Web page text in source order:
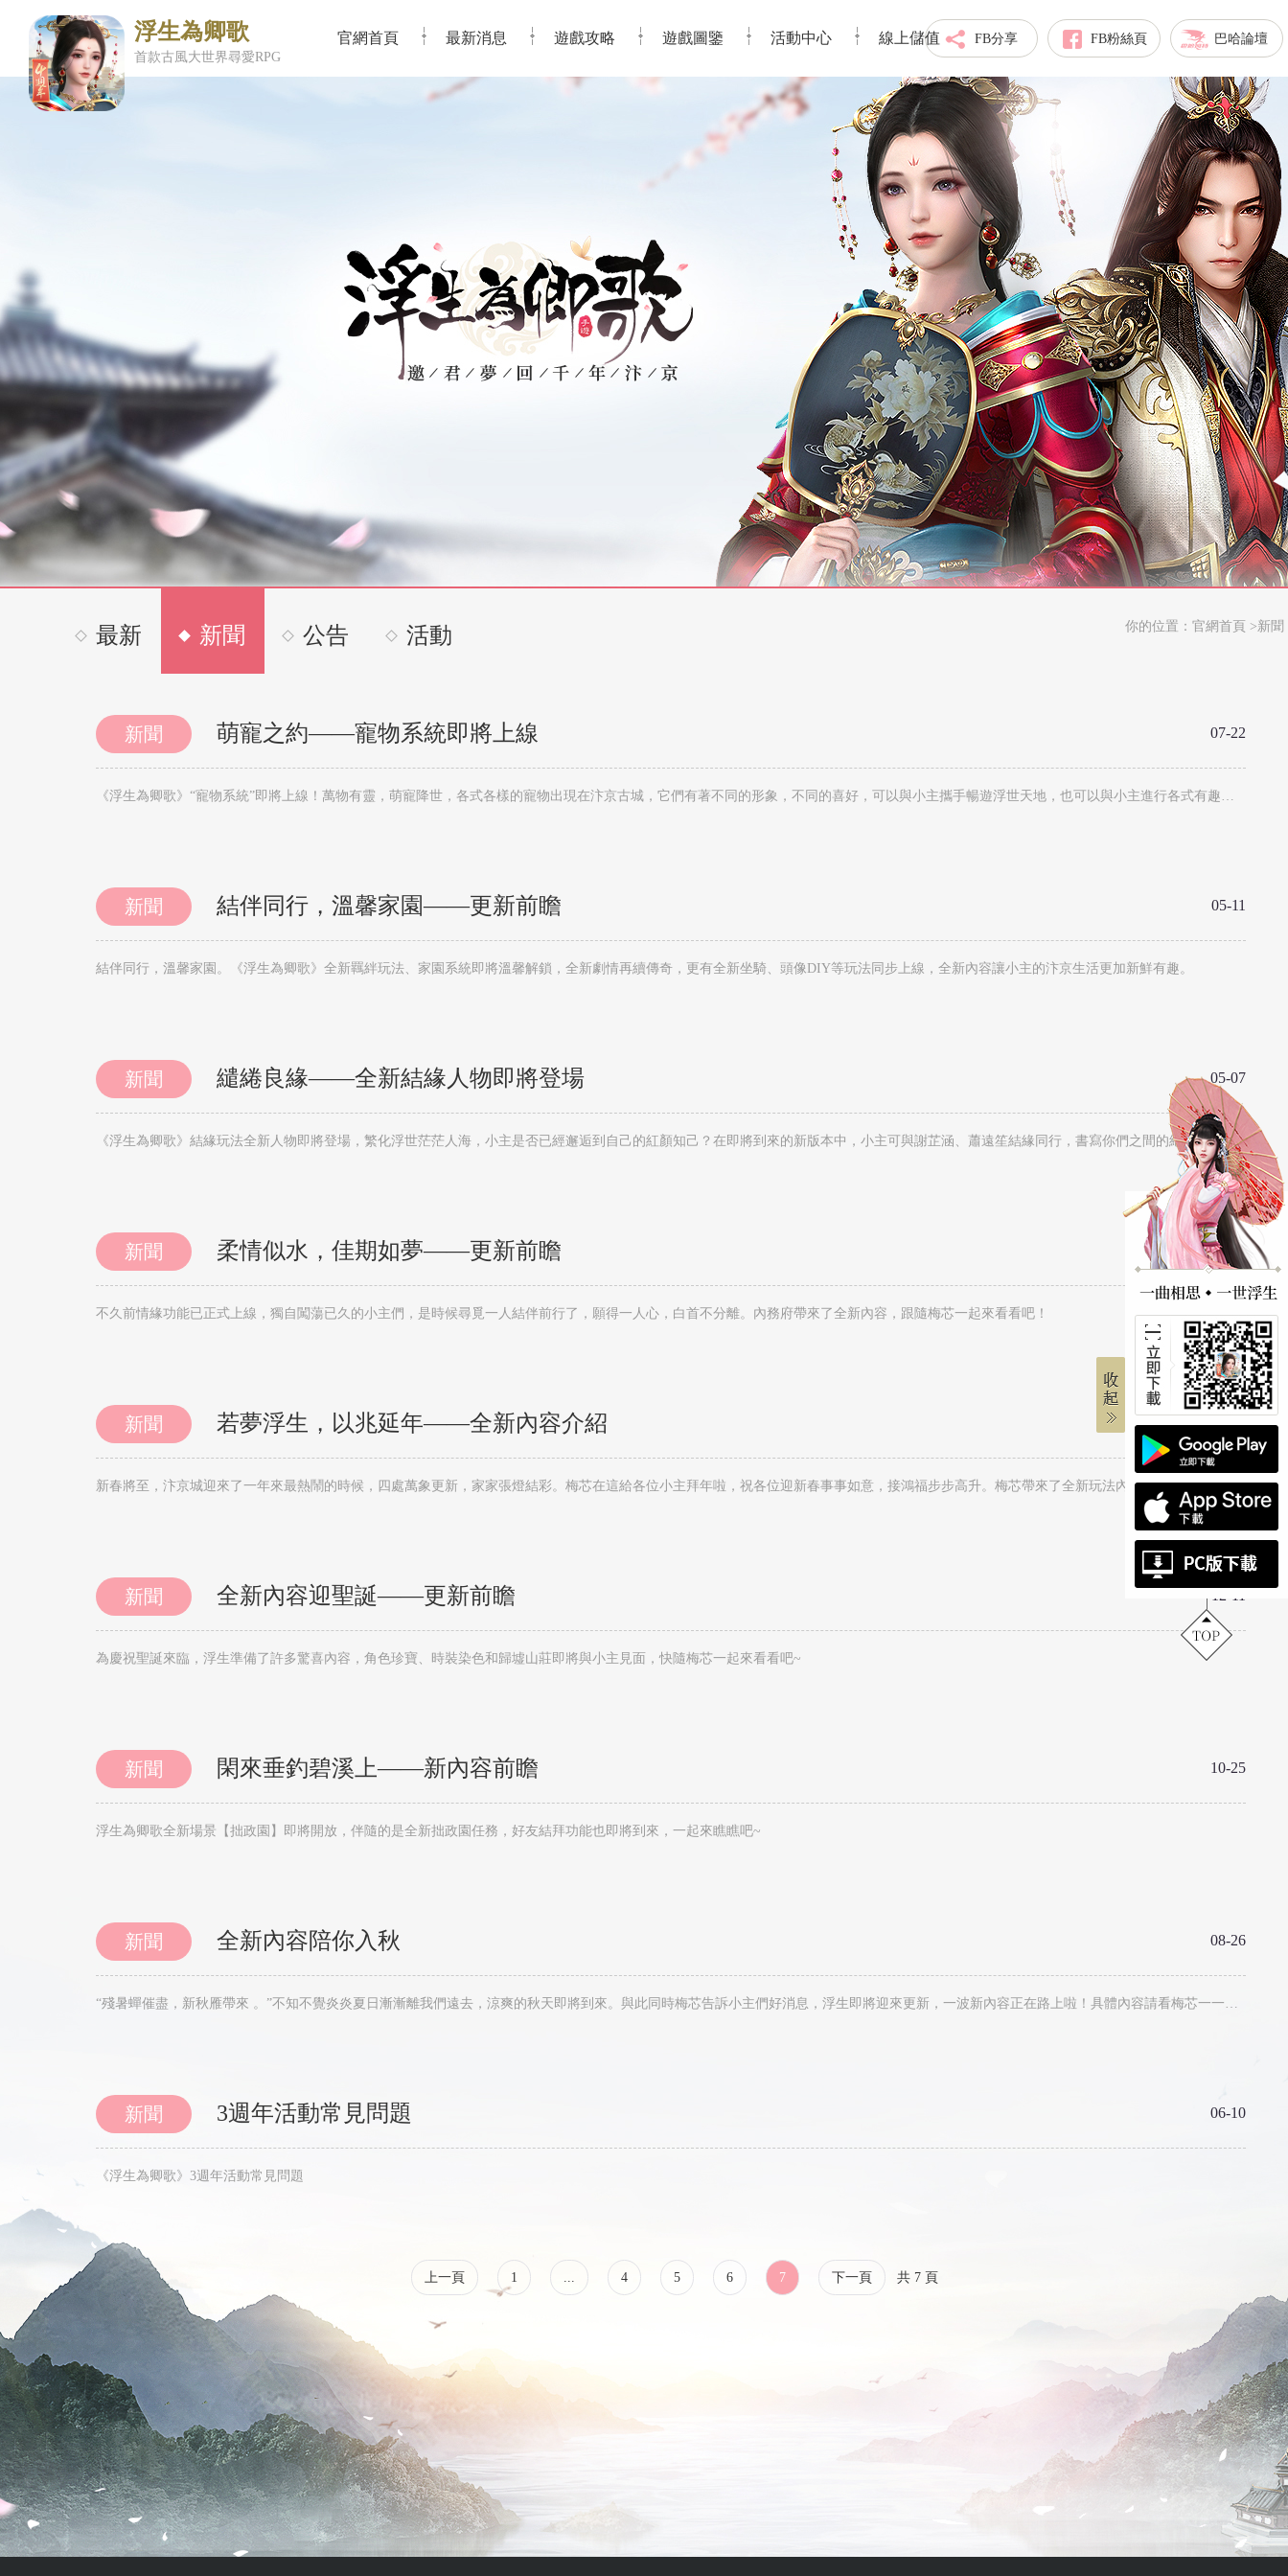
浮生為卿歌
首款古風大世界尋愛RPG
官網首頁 最新消息 遊戲攻略 遊戲圖鑒 活動中心 線上儲值 FB分享 FB粉絲頁 巴哈論壇
最新 新聞 公告 活動 你的位置： 官網首頁 >新聞
新聞 萌寵之約——寵物系統即將上線 07-22
《浮生為卿歌》“寵物系統”即將上線！萬物有靈，萌寵降世，各式各樣的寵物出現在汴京古城，它們有著不同的形象，不同的喜好，可以與小主攜手暢遊浮世天地，也可以與小主進行各式有趣的互動，一同戰鬥，一同成長！
新聞 結伴同行，溫馨家園——更新前瞻 05-11
結伴同行，溫馨家園。《浮生為卿歌》全新羈絆玩法、家園系統即將溫馨解鎖，全新劇情再續傳奇，更有全新坐騎、頭像DIY等玩法同步上線，全新內容讓小主的汴京生活更加新鮮有趣。
新聞 繾綣良緣——全新結緣人物即將登場 05-07
《浮生為卿歌》結緣玩法全新人物即將登場，繁化浮世茫茫人海，小主是否已經邂逅到自己的紅顏知己？在即將到來的新版本中，小主可與謝芷涵、蕭遠笙結緣同行，書寫你們之間的絕美故事。
新聞 柔情似水，佳期如夢——更新前瞻 03-13
不久前情緣功能已正式上線，獨自闖蕩已久的小主們，是時候尋覓一人結伴前行了，願得一人心，白首不分離。內務府帶來了全新內容，跟隨梅芯一起來看看吧！
新聞 若夢浮生，以兆延年——全新內容介紹 01-21
新春將至，汴京城迎來了一年來最熱鬧的時候，四處萬象更新，家家張燈結彩。梅芯在這給各位小主拜年啦，祝各位迎新春事事如意，接鴻福步步高升。梅芯帶來了全新玩法內容，一起來看看吧！
新聞 全新內容迎聖誕——更新前瞻 12-11
為慶祝聖誕來臨，浮生準備了許多驚喜內容，角色珍寶、時裝染色和歸墟山莊即將與小主見面，快隨梅芯一起來看看吧~
新聞 閑來垂釣碧溪上——新內容前瞻 10-25
浮生為卿歌全新場景【拙政園】即將開放，伴隨的是全新拙政園任務，好友結拜功能也即將到來，一起來瞧瞧吧~
新聞 全新內容陪你入秋 08-26
“殘暑蟬催盡，新秋雁帶來 。”不知不覺炎炎夏日漸漸離我們遠去，涼爽的秋天即將到來。與此同時梅芯告訴小主們好消息，浮生即將迎來更新，一波新內容正在路上啦！具體內容請看梅芯一一介紹哦~
新聞 3週年活動常見問題 06-10
《浮生為卿歌》3週年活動常見問題
上一頁 1 ... 4 5 6 7 下一頁 共 7 頁